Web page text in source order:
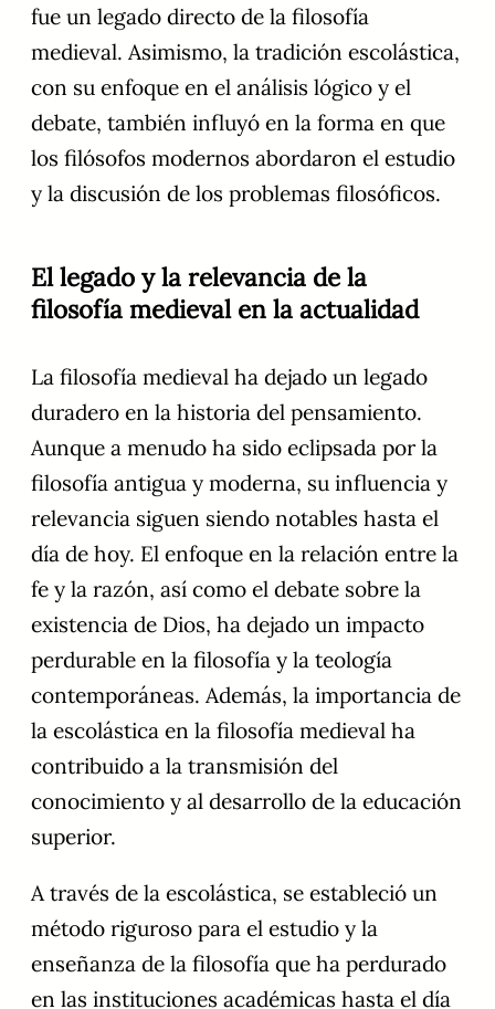
fue un legado directo de la filosofía
medieval. Asimismo, la tradición escolástica,
con su enfoque en el análisis lógico y el
debate, también influyó en la forma en que
los filósofos modernos abordaron el estudio
y la discusión de los problemas filosóficos.
El legado y la relevancia de la
filosofía medieval en la actualidad
La filosofía medieval ha dejado un legado
duradero en la historia del pensamiento.
Aunque a menudo ha sido eclipsada por la
filosofía antigua y moderna, su influencia y
relevancia siguen siendo notables hasta el
día de hoy. El enfoque en la relación entre la
fe y la razón, así como el debate sobre la
existencia de Dios, ha dejado un impacto
perdurable en la filosofía y la teología
contemporáneas. Además, la importancia de
la escolástica en la filosofía medieval ha
contribuido a la transmisión del
conocimiento y al desarrollo de la educación
superior.
A través de la escolástica, se estableció un
método riguroso para el estudio y la
enseñanza de la filosofía que ha perdurado
en las instituciones académicas hasta el día